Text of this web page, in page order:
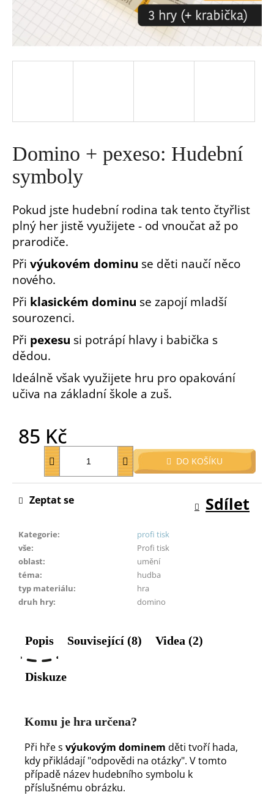
Domino + pexeso: Hudební
symboly
Pokud jste hudební rodina tak tento čtyřlist
plný her jistě využijete - od vnoučat až po
prarodiče.
Při výukovém dominu se děti naučí něco
nového.
Při klasickém dominu se zapojí mladší
sourozenci.
Při pexesu si potrápí hlavy i babička s
dědou.
Ideálně však využijete hru pro opakování
učiva na základní škole a zuš.
85 Kč
Měrná
DO KOŠÍKU
Kategorie:
profi tisk
vše:
Profi tisk
oblast:
umění
téma:
hudba
typ materiálu:
hra
druh hry: domino
Zeptat se Sdílet
Popis Související (8) Videa (2)
Diskuze
Komu je hra určena?
Při hře s výukovým dominem děti tvoří hada,
kdy přikládají "odpovědi na otázky". V tomto
případě název hudebního symbolu k
příslušnému obrázku.
í
t
HLEDAT
D
o
p
o
r
č
u
j
m
e